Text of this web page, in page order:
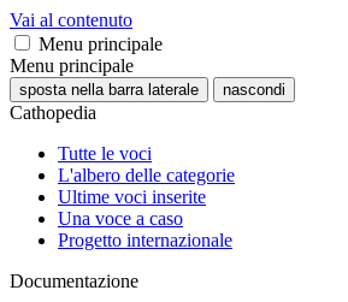
Vai al contenuto
Menu principale
Menu principale
sposta nella barra laterale nascondi
Cathopedia
Tutte le voci
L'albero delle categorie
Ultime voci inserite
Una voce a caso
Progetto internazionale
Documentazione